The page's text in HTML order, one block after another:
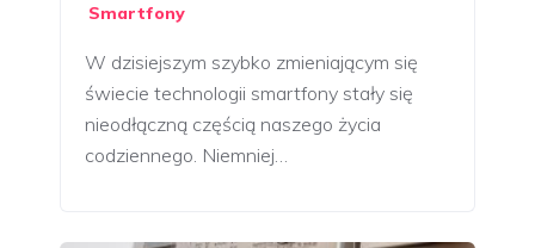
Smartfony
W dzisiejszym szybko zmieniającym się
świecie technologii smartfony stały się
nieodłączną częścią naszego życia
codziennego. Niemniej…